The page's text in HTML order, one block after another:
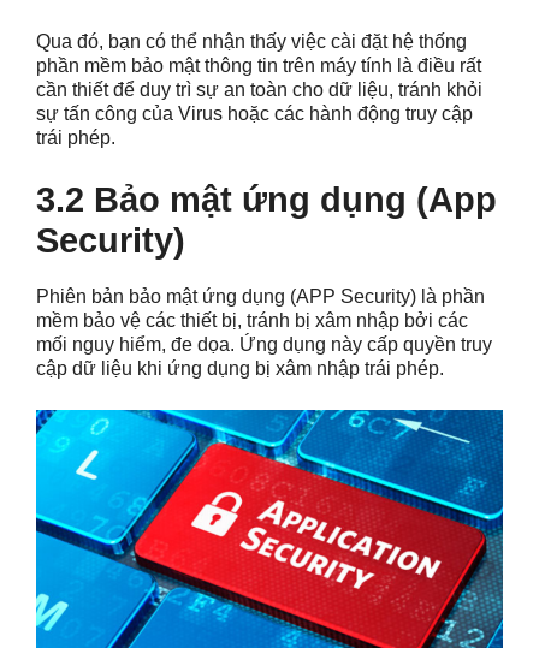
Qua đó, bạn có thể nhận thấy việc cài đặt hệ thống
phần mềm bảo mật thông tin trên máy tính là điều rất
cần thiết để duy trì sự an toàn cho dữ liệu, tránh khỏi
sự tấn công của Virus hoặc các hành động truy cập
trái phép.
3.2 Bảo mật ứng dụng (App
Security)
Phiên bản bảo mật ứng dụng (APP Security) là phần
mềm bảo vệ các thiết bị, tránh bị xâm nhập bởi các
mối nguy hiểm, đe dọa. Ứng dụng này cấp quyền truy
cập dữ liệu khi ứng dụng bị xâm nhập trái phép.